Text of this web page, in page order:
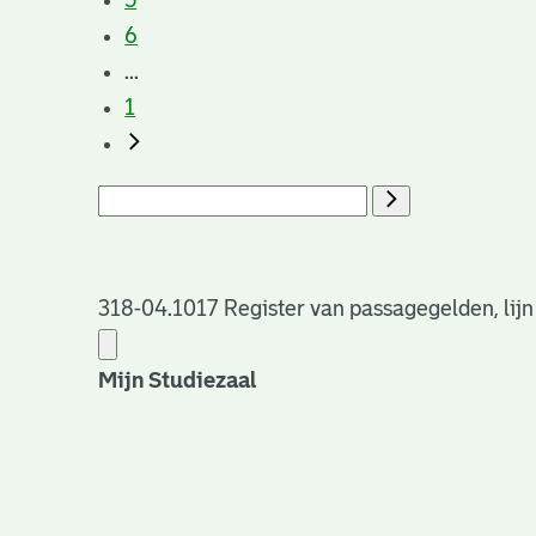
6
...
1
318-04.1017 Register van passagegelden,
Mijn Studiezaal